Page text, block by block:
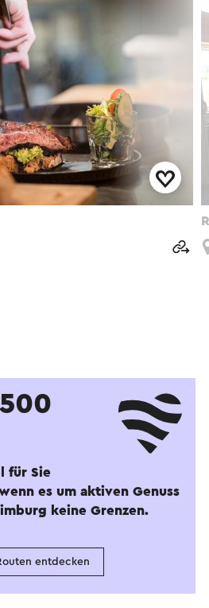
für Sie
es um aktiven Genuss
keine Grenzen.
entdecken